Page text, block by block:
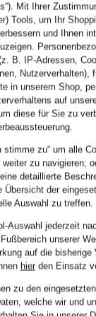
+Aktionsrabatt
paul green
Slingpumps
ab 89,99 €
Bestpreis: 150 €
Mit Ihrer
Tools, um Ihr
und Ihnen
B. IP-Adressen,
Nutzerverhalten),
in unserem Shop,
auf
diese für Sie zu
stimme zu“ um alle
zu navigieren;
detaillierte
Übersicht der
Auswahl zu treffen.
Auswahl jederzeit
unserer
auf die bisherige
hierden Einsatz
zu den
welche wir und